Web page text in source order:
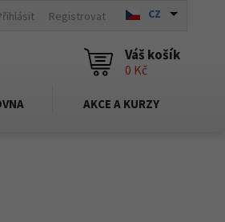
Registrovat CZ
Váš košík
0 Kč
AKCE A KURZY